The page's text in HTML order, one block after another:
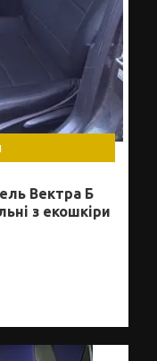
Вектра Б
з екошкіри